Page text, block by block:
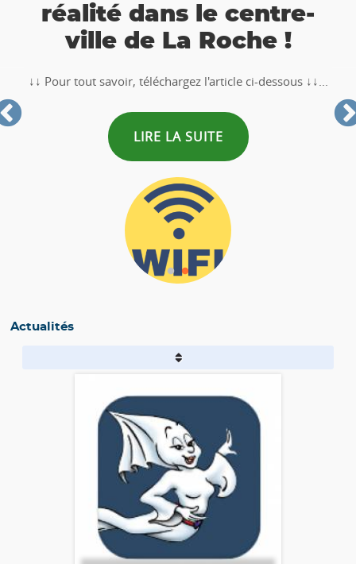
réalité dans le centre-
ville de La Roche !
↓↓ Pour tout savoir, téléchargez l'article ci-dessous ↓↓...
LIRE LA SUITE
Actualités